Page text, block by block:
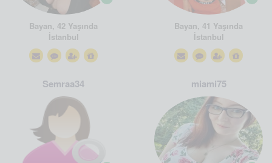
Bayan, 42 Yaşında
İstanbul
Bayan, 41 Yaşında
İstanbul
Semraa34 miami75